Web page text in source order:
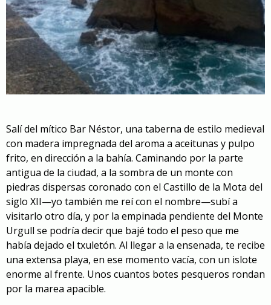
Salí del mítico Bar Néstor, una taberna de estilo medieval
con madera impregnada del aroma a aceitunas y pulpo
frito, en dirección a la bahía. Caminando por la parte
antigua de la ciudad, a la sombra de un monte con
piedras dispersas coronado con el Castillo de la Mota del
siglo XII—yo también me reí con el nombre—subí a
visitarlo otro día, y por la empinada pendiente del Monte
Urgull se podría decir que bajé todo el peso que me
había dejado el txuletón. Al llegar a la ensenada, te recibe
una extensa playa, en ese momento vacía, con un islote
enorme al frente. Unos cuantos botes pesqueros rondan
por la marea apacible.